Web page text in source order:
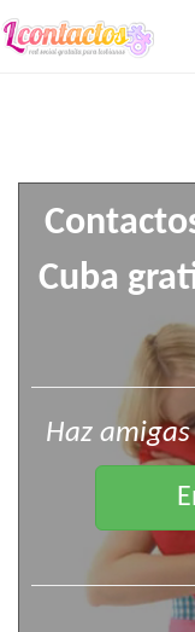
Cuba
Haz